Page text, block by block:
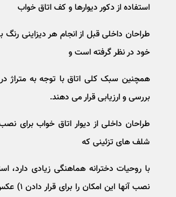
استفاده از دکور دیوارها و کف اتاق خواب
طراحان داخلی قبل از انجام هر دیزاینی رنگ
خود در نظر گرفته است و
همچنین سبک کلی اتاق با توجه به متراژ در
بررسی و ارزیابی قرار می دهند.
طراحان داخلی از دیوار اتاق خواب برای
شلف های تزئینی که
با روحیات دخترانه هماهنگی زیادی دارد،